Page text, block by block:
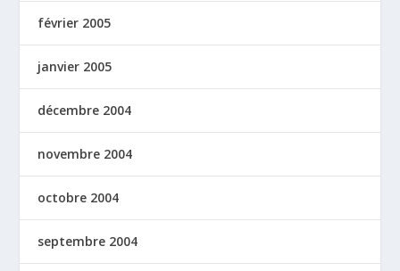
février 2005
janvier 2005
décembre 2004
novembre 2004
octobre 2004
septembre 2004